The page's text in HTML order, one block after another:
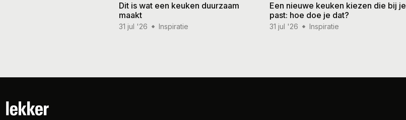
Dit is wat een keuken duurzaam
maakt
31 jul '26 Inspiratie
Een nieuwe keuken kiezen die bij je
past: hoe doe je dat?
31 jul '26 Inspiratie